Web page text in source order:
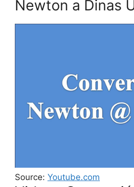
Newton a Dinas
Source: Youtube.com